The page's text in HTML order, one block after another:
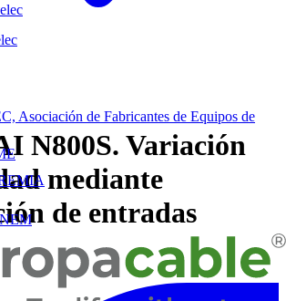
Asociación de Fabricantes de Equipos de
N800S. Variación
mediante
de entradas